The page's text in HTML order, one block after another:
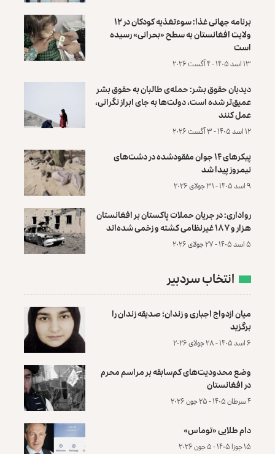
برنامه جهانی غذا: سوءتغذیه کودکان در ۱۲
ولایت افغانستان به سطح «بحرانی» رسیده
است
۱۳ اسد ۱۴۰۵ - ۴ آگست ۲۰۲۶
دیدبان حقوق بشر: حمله‌ی طالبان به حقوق بشر
عمیق‌تر شده است، دولت‌ها به جای ابراز نگرانی،
عمل کنند
۱۲ اسد ۱۴۰۵ - ۳ آگست ۲۰۲۶
پیکرهای ۱۴ جوان مفقودشده در دشت‌های
نیمروز پیدا شد
۹ اسد ۱۴۰۵ - ۳۱ جولای ۲۰۲۶
رواداری: در جریان حملات پاکستان بر افغانستان
هزار و ۱۸۷ غیرنظامی کشته و زخمی شده‌اند
۵ اسد ۱۴۰۵ - ۲۷ جولای ۲۰۲۶
انتخاب سردبیر
میان ازدواج اجباری و زندان؛ صدیقه زندان را
برگزید
۶ اسد ۱۴۰۵ - ۲۸ جولای ۲۰۲۶
وضع محدودیت‌های کم‌سابقه بر مراسم محرم
در افغانستان
۴ سرطان ۱۴۰۵ - ۲۵ جون ۲۰۲۶
دام طلایی «توماس»
۱۵ جوزا ۱۴۰۵ - ۵ جون ۲۰۲۶